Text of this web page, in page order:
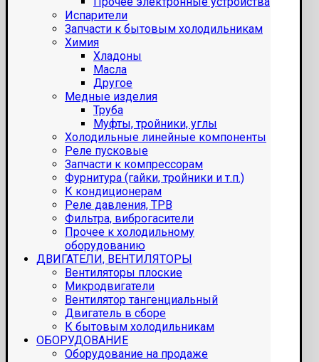
Испарители
Запчасти к бытовым холодильникам
Химия
Хладоны
Масла
Другое
Медные изделия
Труба
Муфты, тройники, углы
Холодильные линейные компоненты
Реле пусковые
Запчасти к компрессорам
Фурнитура (гайки, тройники и т.п.)
К кондиционерам
Реле давления, ТРВ
Фильтра, виброгасители
Прочее к холодильному
оборудованию
ДВИГАТЕЛИ, ВЕНТИЛЯТОРЫ
Вентиляторы плоские
Микродвигатели
Вентилятор тангенциальный
Двигатель в сборе
К бытовым холодильникам
ОБОРУДОВАНИЕ
Оборудование на продаже